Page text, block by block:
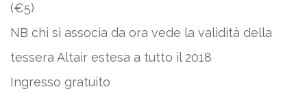
(€5)
NB chi si associa da ora vede la validità della
tessera Altair estesa a tutto il 2018
Ingresso gratuito